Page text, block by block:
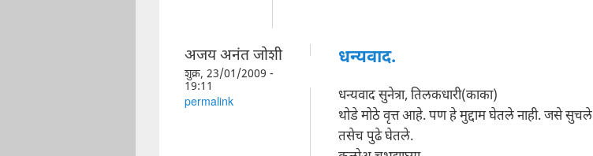
अजय अनंत जोशी
शुक्र, 23/01/2009 -
19:11
permalink
धन्यवाद.
धन्यवाद सुनेत्रा, तिलकधारी(काका)
थोडे मोठे वृत्त आहे. पण हे मुद्दाम घेतले नाही. जसे सुचले
तसेच पुढे घेतले.